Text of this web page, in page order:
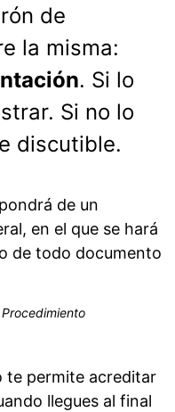
de
la misma:
. Si lo
Si no lo
discutible.
de un
en el que se hará
de todo documento
te permite acreditar
llegues al final